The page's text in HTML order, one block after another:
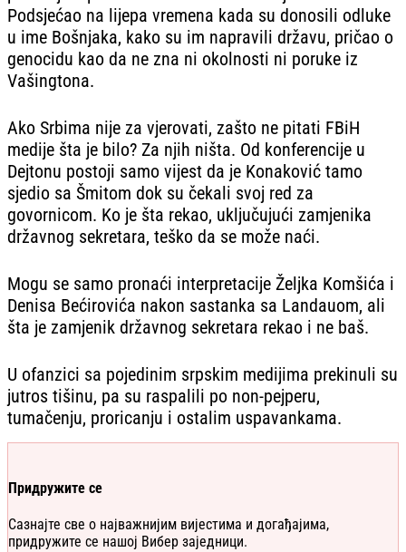
Podsjećao na lijepa vremena kada su donosili odluke
u ime Bošnjaka, kako su im napravili državu, pričao o
genocidu kao da ne zna ni okolnosti ni poruke iz
Vašingtona.
Ako Srbima nije za vjerovati, zašto ne pitati FBiH
medije šta je bilo? Za njih ništa. Od konferencije u
Dejtonu postoji samo vijest da je Konaković tamo
sjedio sa Šmitom dok su čekali svoj red za
govornicom. Ko je šta rekao, uključujući zamjenika
državnog sekretara, teško da se može naći.
Mogu se samo pronaći interpretacije Željka Komšića i
Denisa Bećirovića nakon sastanka sa Landauom, ali
šta je zamjenik državnog sekretara rekao i ne baš.
U ofanzici sa pojedinim srpskim medijima prekinuli su
jutros tišinu, pa su raspalili po non-pejperu,
tumačenju, proricanju i ostalim uspavankama.
Придружите се
Сазнајте све о најважнијим вијестима и догађајима,
придружите се нашој Вибер заједници.